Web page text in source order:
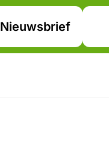
Nieuwsbrief